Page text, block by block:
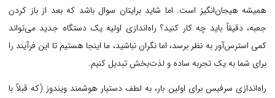
همیشه هیجان‌انگیز است. اما شاید برایتان سوال باشد که بعد از باز کردن
جعبه، دقیقاً باید چه کار کنید؟ راه‌اندازی اولیه یک دستگاه جدید می‌تواند
کمی استرس‌آور به نظر برسد، اما نگران نباشید، ما اینجا هستیم تا این فرآیند را
برای شما به یک تجربه ساده و لذت‌بخش تبدیل کنیم.
راه‌اندازی سرفیس برای اولین بار، به لطف دستیار هوشمند ویندوز (که قبلاً با